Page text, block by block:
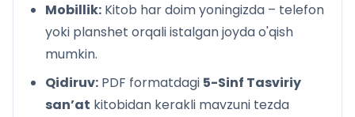
Mobillik: Kitob har doim yoningizda – telefon
yoki planshet orqali istalgan joyda o'qish
mumkin.
Qidiruv: PDF formatdagi 5-Sinf Tasviriy
san’at kitobidan kerakli mavzuni tezda